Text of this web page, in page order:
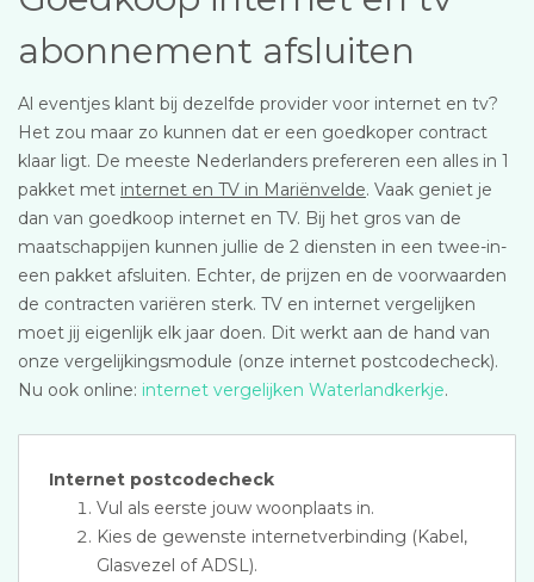
abonnement afsluiten
Al eventjes klant bij dezelfde provider voor internet en tv?
Het zou maar zo kunnen dat er een goedkoper contract
klaar ligt. De meeste Nederlanders prefereren een alles in 1
pakket met internet en TV in Mariënvelde. Vaak geniet je
dan van goedkoop internet en TV. Bij het gros van de
maatschappijen kunnen jullie de 2 diensten in een twee-in-
een pakket afsluiten. Echter, de prijzen en de voorwaarden
de contracten variëren sterk. TV en internet vergelijken
moet jij eigenlijk elk jaar doen. Dit werkt aan de hand van
onze vergelijkingsmodule (onze internet postcodecheck).
Nu ook online: internet vergelijken Waterlandkerkje.
Internet postcodecheck
Vul als eerste jouw woonplaats in.
Kies de gewenste internetverbinding (Kabel,
Glasvezel of ADSL).